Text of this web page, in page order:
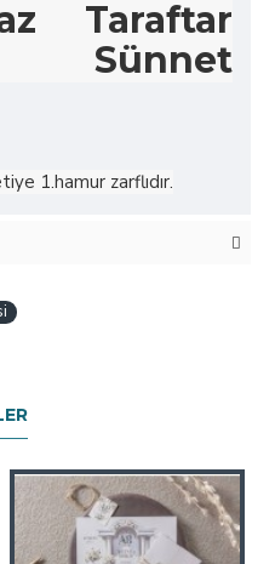
Taraftar
Sünnet
1.hamur zarflıdır.